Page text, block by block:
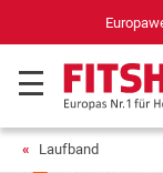
Laufband